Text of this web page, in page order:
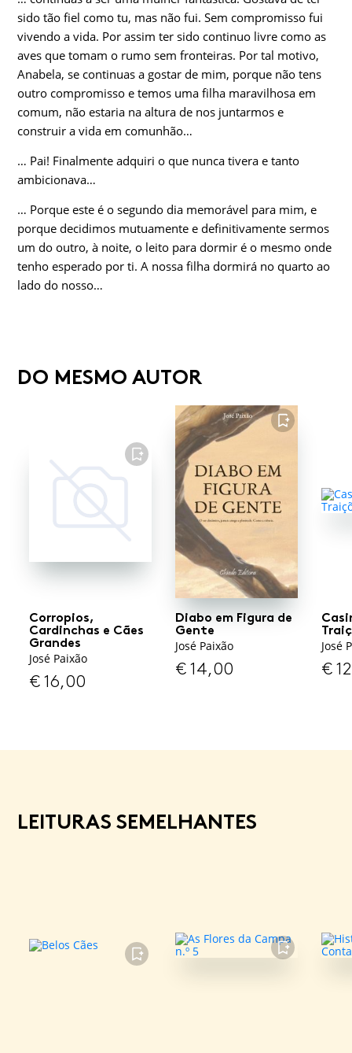
sido tão fiel como tu, mas não fui. Sem compromisso fui
vivendo a vida. Por assim ter sido continuo livre como as
aves que tomam o rumo sem fronteiras. Por tal motivo,
Anabela, se continuas a gostar de mim, porque não tens
outro compromisso e temos uma filha maravilhosa em
comum, não estaria na altura de nos juntarmos e
construir a vida em comunhão…
… Pai! Finalmente adquiri o que nunca tivera e tanto
ambicionava…
… Porque este é o segundo dia memorável para mim, e
porque decidimos mutuamente e definitivamente sermos
um do outro, à noite, o leito para dormir é o mesmo onde
tenho esperado por ti. A nossa filha dormirá no quarto ao
lado do nosso…
DO MESMO AUTOR
FAVORITO
Corropios,
Cardinchas e Cães
Grandes
José Paixão
€16,00
FAVORITO
Diabo em Figura de
Gente
José Paixão
€14,00
José
€
LEITURAS SEMELHANTES
FAVORITO FAVORITO